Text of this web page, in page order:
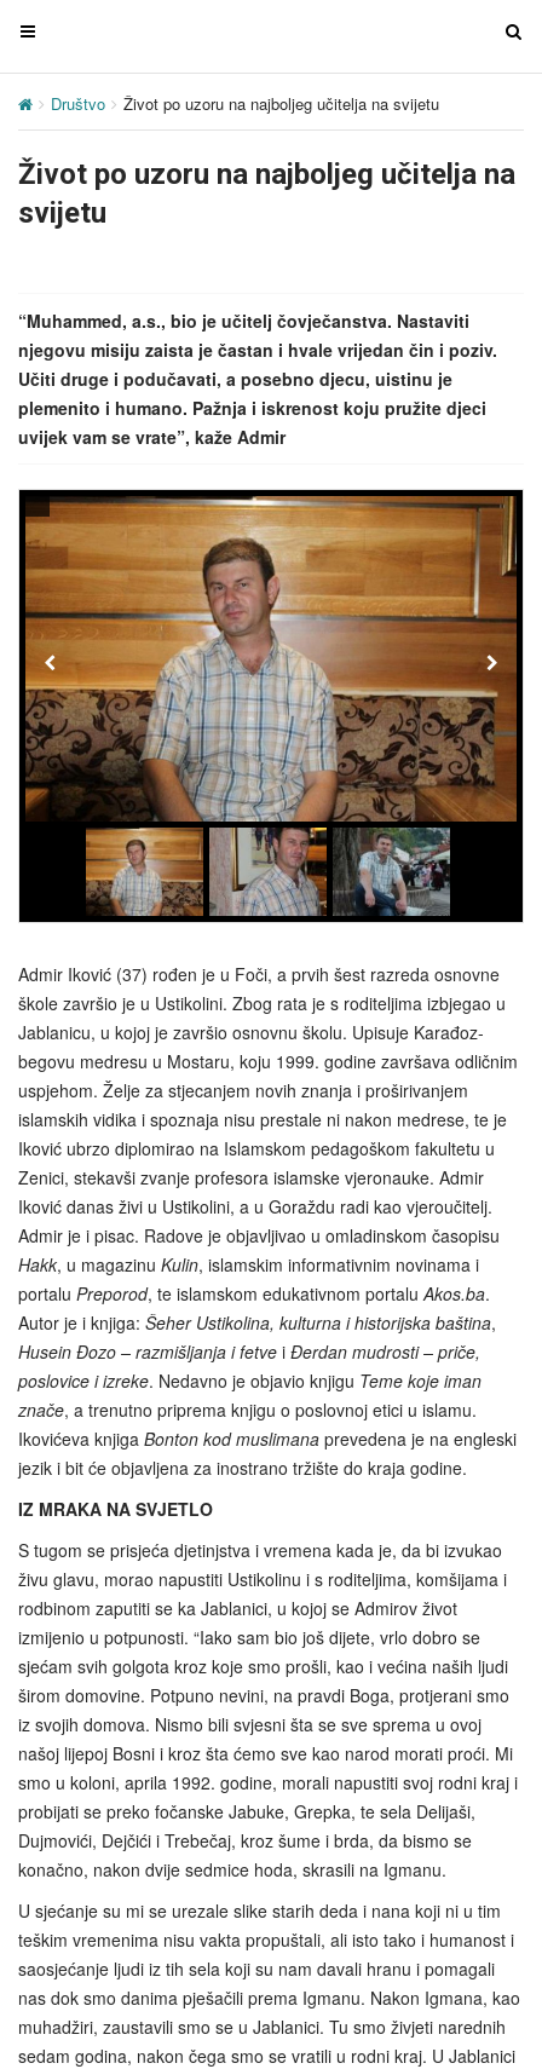
T
g
e
n
g
a
t
i
o
T
e
Društvo Život po uzoru na najboljeg učitelja na svijetu
Život po uzoru na najboljeg učitelja na
svijetu
“Muhammed, a.s., bio je učitelj čovječanstva. Nastaviti
njegovu misiju zaista je častan i hvale vrijedan čin i poziv.
Učiti druge i podučavati, a posebno djecu, uistinu je
plemenito i humano. Pažnja i iskrenost koju pružite djeci
uvijek vam se vrate”, kaže Admir
Admir Iković (37) rođen je u Foči, a prvih šest razreda osnovne
škole završio je u Ustikolini. Zbog rata je s roditeljima izbjegao u
Jablanicu, u kojoj je završio osnovnu školu. Upisuje Karađoz-
begovu medresu u Mostaru, koju 1999. godine završava odličnim
uspjehom. Želje za stjecanjem novih znanja i proširivanjem
islamskih vidika i spoznaja nisu prestale ni nakon medrese, te je
Iković ubrzo diplomirao na Islamskom pedagoškom fakultetu u
Zenici, stekavši zvanje profesora islamske vjeronauke. Admir
Iković danas živi u Ustikolini, a u Goraždu radi kao vjeroučitelj.
Admir je i pisac. Radove je objavljivao u omladinskom časopisu
Hakk, u magazinu Kulin, islamskim informativnim novinama i
portalu Preporod, te islamskom edukativnom portalu Akos.ba.
Autor je i knjiga: Šeher Ustikolina, kulturna i historijska baština,
Husein Đozo – razmišljanja i fetve i Đerdan mudrosti – priče,
poslovice i izreke. Nedavno je objavio knjigu Teme koje iman
znače, a trenutno priprema knjigu o poslovnoj etici u islamu.
Ikovićeva knjiga Bonton kod muslimana prevedena je na engleski
jezik i bit će objavljena za inostrano tržište do kraja godine.
IZ MRAKA NA SVJETLO
S tugom se prisjeća djetinjstva i vremena kada je, da bi izvukao
živu glavu, morao napustiti Ustikolinu i s roditeljima, komšijama i
rodbinom zaputiti se ka Jablanici, u kojoj se Admirov život
izmijenio u potpunosti. “Iako sam bio još dijete, vrlo dobro se
sjećam svih golgota kroz koje smo prošli, kao i većina naših ljudi
širom domovine. Potpuno nevini, na pravdi Boga, protjerani smo
iz svojih domova. Nismo bili svjesni šta se sve sprema u ovoj
našoj lijepoj Bosni i kroz šta ćemo sve kao narod morati proći. Mi
smo u koloni, aprila 1992. godine, morali napustiti svoj rodni kraj i
probijati se preko fočanske Jabuke, Grepka, te sela Delijaši,
Dujmovići, Dejčići i Trebečaj, kroz šume i brda, da bismo se
konačno, nakon dvije sedmice hoda, skrasili na Igmanu.
U sjećanje su mi se urezale slike starih deda i nana koji ni u tim
teškim vremenima nisu vakta propuštali, ali isto tako i humanost i
saosjećanje ljudi iz tih sela koji su nam davali hranu i pomagali
nas dok smo danima pješačili prema Igmanu. Nakon Igmana, kao
muhadžiri, zaustavili smo se u Jablanici. Tu smo živjeti narednih
sedam godina, nakon čega smo se vratili u rodni kraj. U Jablanici